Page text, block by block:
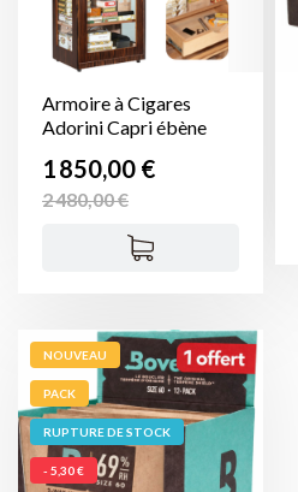
Armoire à Cigares
Adorini Capri ébène
Prix
1 850,00 €Prix
2 480,00 €
NOUVEAU
PACK
RUPTURE DE STOCK
- 5,30 €